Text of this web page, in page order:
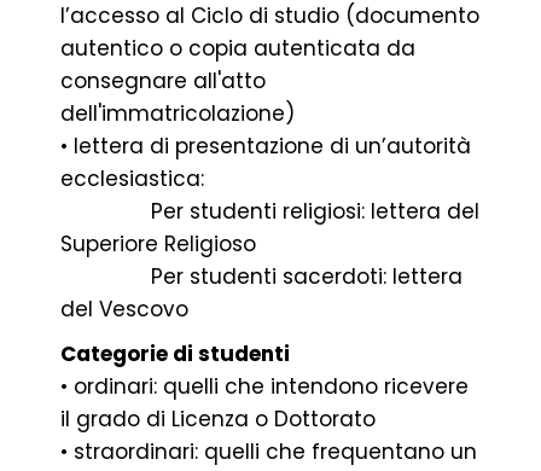
l’accesso al Ciclo di studio (documento
autentico o copia autenticata da
consegnare all'atto
dell'immatricolazione)
• lettera di presentazione di un’autorità
ecclesiastica:
Per studenti religiosi: lettera del
Superiore Religioso
Per studenti sacerdoti: lettera
del Vescovo
Categorie di studenti
• ordinari: quelli che intendono ricevere
il grado di Licenza o Dottorato
• straordinari: quelli che frequentano un